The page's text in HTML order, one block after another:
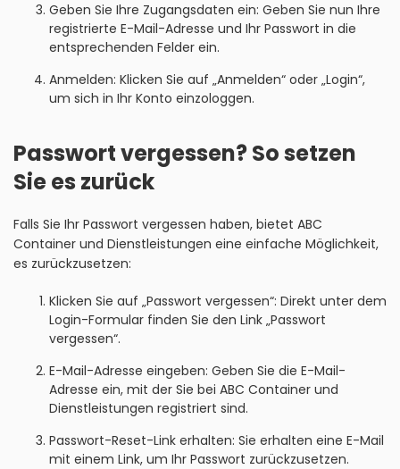
Geben Sie Ihre Zugangsdaten ein: Geben Sie nun Ihre
registrierte E-Mail-Adresse und Ihr Passwort in die
entsprechenden Felder ein.
Anmelden: Klicken Sie auf „Anmelden“ oder „Login“,
um sich in Ihr Konto einzologgen.
Passwort vergessen? So setzen
Sie es zurück
Falls Sie Ihr Passwort vergessen haben, bietet ABC
Container und Dienstleistungen eine einfache Möglichkeit,
es zurückzusetzen:
Klicken Sie auf „Passwort vergessen“: Direkt unter dem
Login-Formular finden Sie den Link „Passwort
vergessen“.
E-Mail-Adresse eingeben: Geben Sie die E-Mail-
Adresse ein, mit der Sie bei ABC Container und
Dienstleistungen registriert sind.
Passwort-Reset-Link erhalten: Sie erhalten eine E-Mail
mit einem Link, um Ihr Passwort zurückzusetzen.